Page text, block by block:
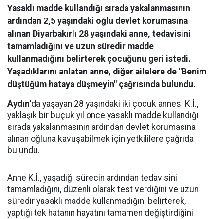
Yasaklı madde kullandığı sırada yakalanmasının
ardından 2,5 yaşındaki oğlu devlet korumasına
alınan Diyarbakırlı 28 yaşındaki anne, tedavisini
tamamladığını ve uzun süredir madde
kullanmadığını belirterek çocuğunu geri istedi.
Yaşadıklarını anlatan anne, diğer ailelere de "Benim
düştüğüm hataya düşmeyin" çağrısında bulundu.
Aydın'da yaşayan 28 yaşındaki iki çocuk annesi K.İ.,
yaklaşık bir buçuk yıl önce yasaklı madde kullandığı
sırada yakalanmasının ardından devlet korumasına
alınan oğluna kavuşabilmek için yetkililere çağrıda
bulundu.
Anne K.İ., yaşadığı sürecin ardından tedavisini
tamamladığını, düzenli olarak test verdiğini ve uzun
süredir yasaklı madde kullanmadığını belirterek,
yaptığı tek hatanın hayatını tamamen değiştirdiğini